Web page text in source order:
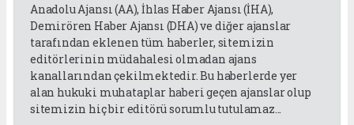
Anadolu Ajansı (AA), İhlas Haber Ajansı (İHA),
Demirören Haber Ajansı (DHA) ve diğer ajanslar
tarafından eklenen tüm haberler, sitemizin
editörlerinin müdahalesi olmadan ajans
kanallarından çekilmektedir. Bu haberlerde yer
alan hukuki muhataplar haberi geçen ajanslar olup
sitemizin hiç bir editörü sorumlu tutulamaz...